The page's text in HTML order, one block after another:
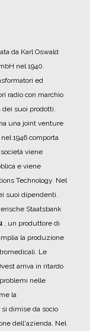
da Karl Oswald
nel 1940.
ed
radio con marchio
suoi prodotti.
una joint venture
1946 comporta
viene
e viene
Technology. Nel
suoi dipendenti.
Staatsbank
, un produttore di
la produzione
Le
arriva in ritardo
nelle
la
dimise da socio
dell'azienda. Nel